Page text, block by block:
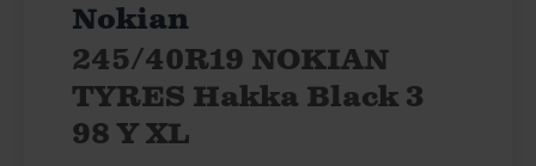
Nokian
245/40R19 NOKIAN
TYRES Hakka Black 3
98 Y XL